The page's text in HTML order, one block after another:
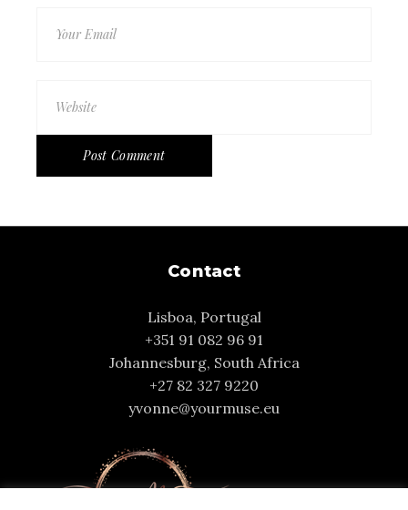
Post Comment
Contact
Lisboa, Portugal
+351 91 082 96 91
Johannesburg, South Africa
+27 82 327 9220
yvonne@yourmuse.eu